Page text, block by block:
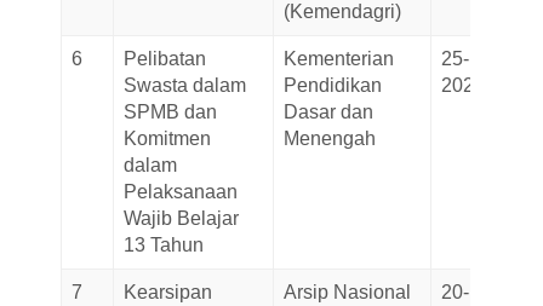
(Kemendagri)
6
Pelibatan
Swasta dalam
SPMB dan
Komitmen
dalam
Pelaksanaan
Wajib Belajar
13 Tahun
Kementerian
Pendidikan
Dasar dan
Menengah
25-May-
2026
7
Kearsipan
Arsip Nasional
20-May-